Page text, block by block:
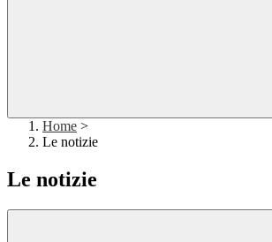
Home >
Le notizie
Le notizie